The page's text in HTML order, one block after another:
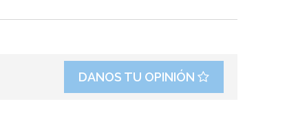
DANOS TU OPINIÓN